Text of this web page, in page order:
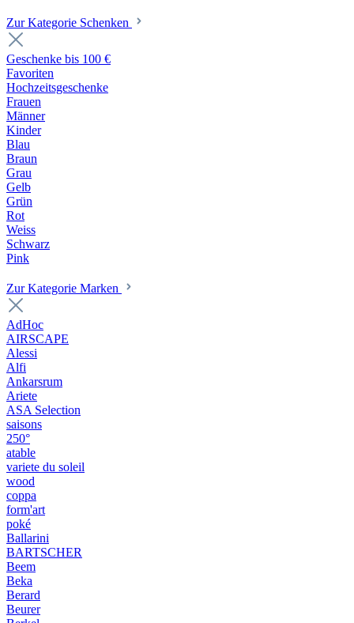
Zur Kategorie Schenken
Geschenke bis 100 €
Favoriten
Hochzeitsgeschenke
Frauen
Männer
Kinder
Blau
Braun
Grau
Gelb
Grün
Rot
Weiss
Schwarz
Pink
Zur Kategorie Marken
AdHoc
AIRSCAPE
Alessi
Alfi
Ankarsrum
Ariete
ASA Selection
saisons
250°
atable
variete du soleil
wood
coppa
form'art
poké
Ballarini
BARTSCHER
Beem
Beka
Berard
Beurer